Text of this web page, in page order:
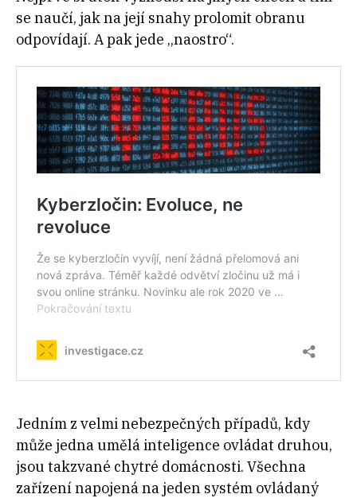
se naučí, jak na její snahy prolomit obranu
odpovídají. A pak jede „naostro“.
Jedním z velmi nebezpečných případů, kdy
může jedna umělá inteligence ovládat druhou,
jsou takzvané chytré domácnosti. Všechna
zařízení napojená na jeden systém ovládaný